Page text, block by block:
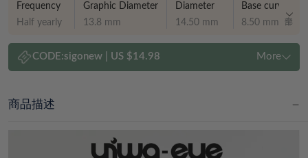
Frequency
Half yearly
Graphic Diameter
13.8 mm
Diameter
14.50 mm
Base curve
8.50 mm
CODE:sigonew| US $14.98 More
商品描述